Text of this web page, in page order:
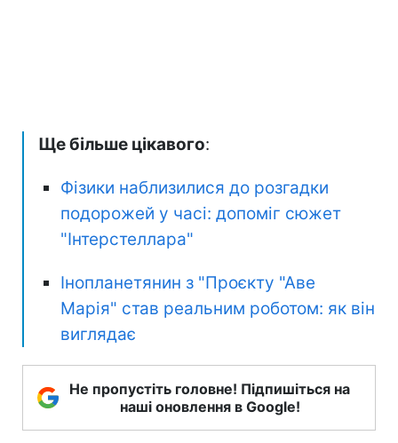
Ще більше цікавого:
Фізики наблизилися до розгадки
подорожей у часі: допоміг сюжет
"Інтерстеллара"
Інопланетянин з "Проєкту "Аве
Марія" став реальним роботом: як він
виглядає
Не пропустіть головне! Підпишіться на
наші оновлення в Google!